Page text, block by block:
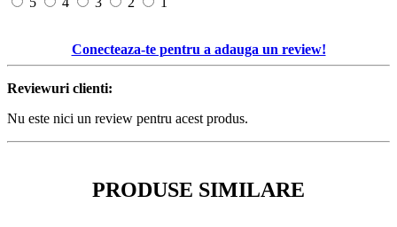
Conecteaza-te pentru a adauga un review!
Reviewuri clienti:
Nu este nici un review pentru acest produs.
PRODUSE SIMILARE